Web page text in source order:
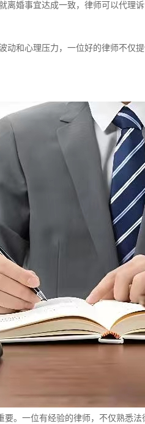
离婚事宜达成一致，律师可以代理
动和心理压力，一位好的律师不仅
。一位有经验的律师，不仅熟悉